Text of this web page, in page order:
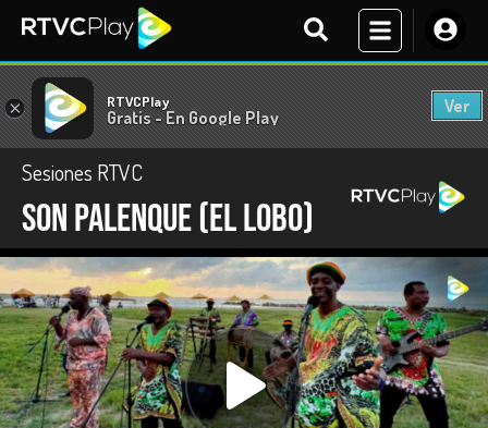
× RTVCPlay
Gratis - En Google Play
Ver
Sesiones RTVC
Son Palenque (El lobo)